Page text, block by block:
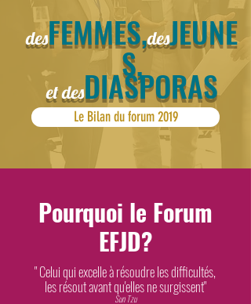
desFEMMES,desJEUNE
S,
et desDIASPORAS
Le Bilan du forum 2019
Pourquoi le Forum
EFJD?
" Celui qui excelle à résoudre les difficultés,
les résout avant qu'elles ne surgissent"
Sun Tzu